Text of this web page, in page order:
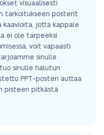
visuaalisesti
tarkoitukseen posterit
kaavioita, jotta kappale
ei ole tarpeeksi
voit vapaasti
sinulle
sinulle halutun
PPT-posteri auttaa
pisteen pitkästä